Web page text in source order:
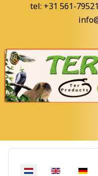
tel: +31 561-
Selecteer de taal